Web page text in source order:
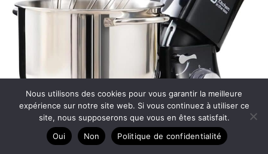
Nous utilisons des cookies pour vous garantir la meilleure
expérience sur notre site web. Si vous continuez à utiliser ce
site, nous supposerons que vous en êtes satisfait.
Oui
Non Politique de confidentialité